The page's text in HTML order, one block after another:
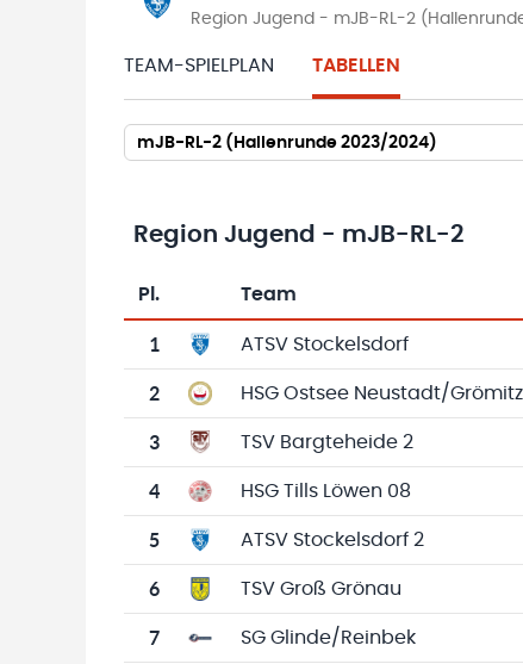
Region Jugend - mJB-RL-2
TEAM-SPIELPLAN TABELLEN
mJB-RL-2 (Hallenrunde 2023/2024)
Region Jugend - mJB-RL-2
Tabelle mit Vereinsplatzierungen, Spielen,
Pl. Team
1 ATSV Stockelsdorf
2 HSG Ostsee Neustadt/Grömitz
3 TSV Bargteheide 2
4 HSG Tills Löwen 08
5 ATSV Stockelsdorf 2
6 TSV Groß Grönau
7 SG Glinde/Reinbek